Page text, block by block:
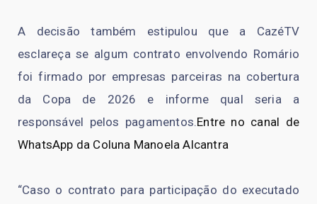
A decisão também estipulou que a CazéTV
esclareça se algum contrato envolvendo Romário
foi firmado por empresas parceiras na cobertura
da Copa de 2026 e informe qual seria a
responsável pelos pagamentos.Entre no canal de
WhatsApp da Coluna Manoela Alcantra
“Caso o contrato para participação do executado